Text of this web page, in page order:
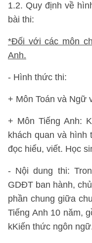
1.2. Quy định về
bài thi:
*Đối với các môn
Anh.
- Hình thức thi:
+ Môn Toán và Ngữ
+ Môn Tiếng Anh:
khách quan và hình
đọc hiểu, viết. Học
- Nội dung thi:
GDĐT ban hành,
phần chung giữa
Tiếng Anh 10 năm,
kKiến thức ngôn